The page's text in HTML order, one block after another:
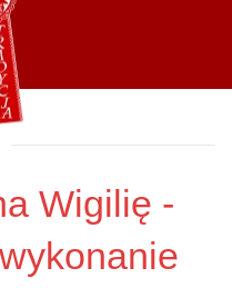
Wigilię -